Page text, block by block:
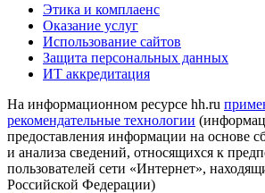
Этика и комплаенс
Оказание услуг
Использование сайтов
Защита персональных данных
ИТ аккредитация
На информационном ресурсе hh.ru
рекомендательные технологии
предоставления информации на основе
и анализа сведений, относящихся к
пользователей сети «Интернет»,
Российской Федерации)